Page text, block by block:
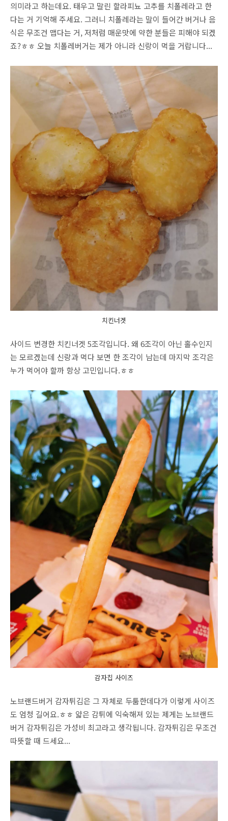
의미라고 하는데요. 태우고 말린 할라피뇨 고추를 치폴레라고 한
다는 거 기억해 주세요. 그러니 치폴레라는 말이 들어간 버거나 음
식은 무조건 맵다는 거, 저처럼 매운맛에 약한 분들은 피해야 되겠
죠?ㅎㅎ 오늘 치폴레버거는 제가 아니라 신랑이 먹을 거랍니다...
치킨너겟
사이드 변경한 치킨너겟 5조각입니다. 왜 6조각이 아닌 홀수인지
는 모르겠는데 신랑과 먹다 보면 한 조각이 남는데 마지막 조각은
누가 먹어야 할까 항상 고민입니다.ㅎㅎ
감자칩 사이즈
노브랜드버거 감자튀김은 그 자체로 두툼한데다가 이렇게 사이즈
도 엄청 길어요.ㅎㅎ 얇은 감튀에 익숙해져 있는 제게는 노브랜드
버거 감자튀김은 가성비 최고라고 생각됩니다. 감자튀김은 무조건
따뜻할 때 드세요...